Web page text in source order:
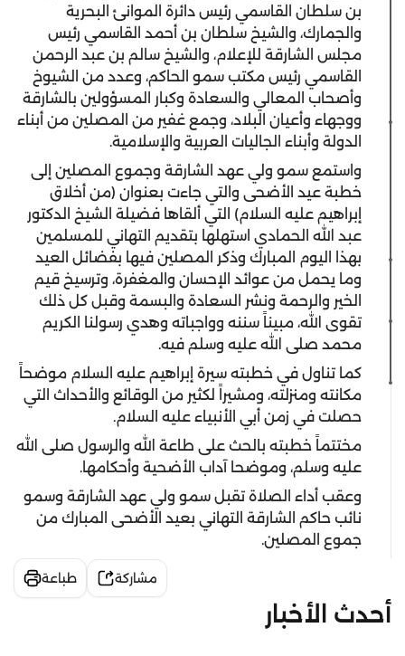
بن سلطان القاسمي رئيس دائرة الموانئ البحرية
والجمارك، والشيخ سلطان بن أحمد القاسمي رئيس
مجلس الشارقة للإعلام، والشيخ سالم بن عبد الرحمن
القاسمي رئيس مكتب سمو الحاكم، وعدد من الشيوخ
وأصحاب المعالي والسعادة وكبار المسؤولين بالشارقة
ووجهاء وأعيان البلاد، وجمع غفير من المصلين من أبناء
الدولة وأبناء الجاليات العربية والإسلامية.
واستمع سمو ولي عهد الشارقة وجموع المصلين إلى
خطبة عيد الأضحى والتي جاءت بعنوان (من أخلاق
إبراهيم عليه السلام) التي ألقاها فضيلة الشيخ الدكتور
عبد الله الحمادي استهلها بتقديم التهاني للمسلمين
بهذا اليوم المبارك وذكر المصلين فيها بفضائل العيد
وما يحمل من عوائد الإحسان والمغفرة، وترسيخ قيم
الخير والرحمة ونشر السعادة والبسمة وقبل كل ذلك
تقوى الله، مبيناً سننه وواجباته وهدي رسولنا الكريم
محمد صلى الله عليه وسلم فيه.
كما تناول في خطبته سيرة إبراهيم عليه السلام موضحاً
مكانته ومنزلته، ومشيراً لكثير من الوقائع والأحداث التي
حصلت في زمن أبي الأنبياء عليه السلام.
مختتماً خطبته بالحث على طاعة الله والرسول صلى الله
عليه وسلم، وموضحا آداب الأضحية وأحكامها.
وعقب أداء الصلاة تقبل سمو ولي عهد الشارقة وسمو
نائب حاكم الشارقة التهاني بعيد الأضحى المبارك من
جموع المصلين.
مشاركة طباعة
أحدث الأخبار